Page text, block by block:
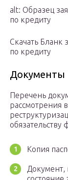
alt: Образец
по кредиту
Скачать Бланк
по кредиту
Документы
Перечень
рассмотрения
обязательству
Копия